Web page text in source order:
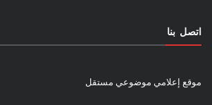
اتصل بنا
موقع إعلامي موضوعي مستقل